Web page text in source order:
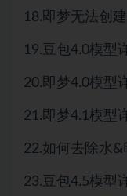
18.即梦无法创
19.豆包4.0模型
20.即梦4.0模型
21.即梦4.1模型
22.如何去除水&
23.豆包4.5模型